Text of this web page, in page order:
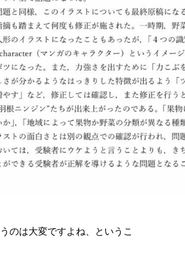
のは大変ですよね、というこ